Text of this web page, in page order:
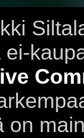
on